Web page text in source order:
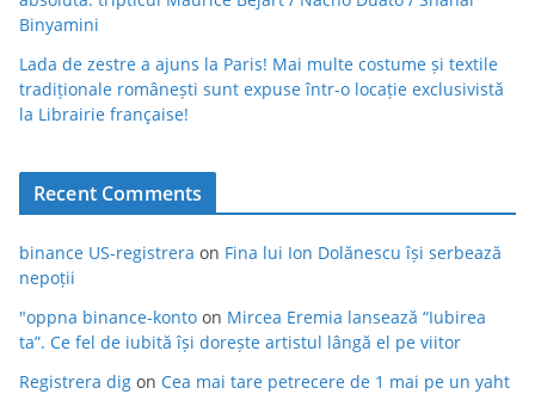
Binyamini
Lada de zestre a ajuns la Paris! Mai multe costume și textile
tradiționale românești sunt expuse într-o locație exclusivistă
la Librairie française!
Recent Comments
binance US-registrera on Fina lui Ion Dolănescu își serbează
nepoții
"oppna binance-konto on Mircea Eremia lansează “Iubirea
ta”. Ce fel de iubită își dorește artistul lângă el pe viitor
Registrera dig on Cea mai tare petrecere de 1 mai pe un yaht